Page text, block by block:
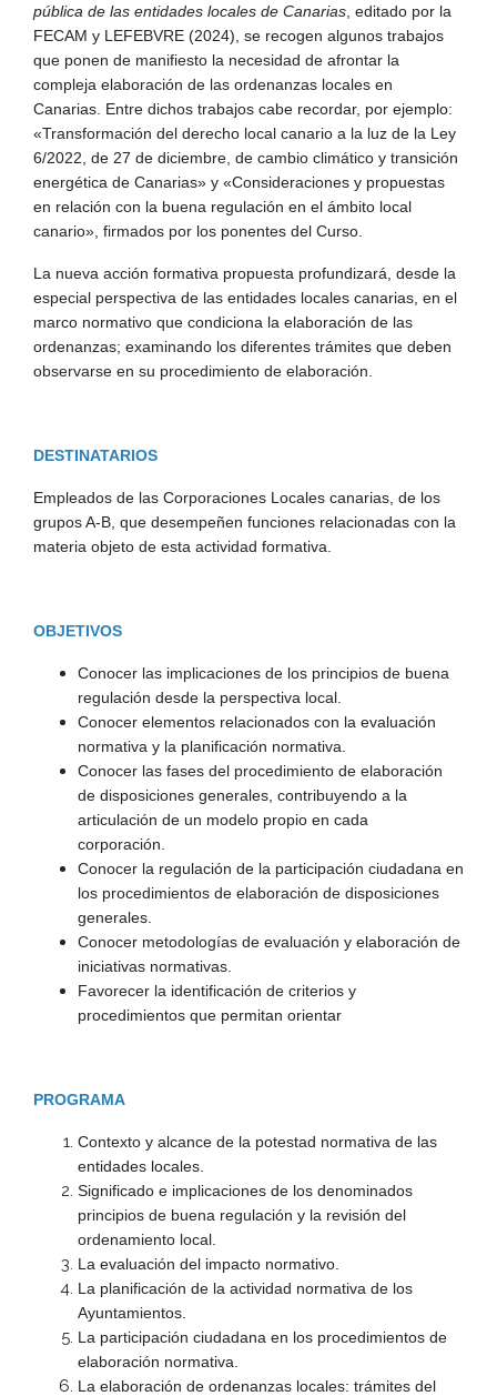
pública de las entidades locales de Canarias , editado por la
FECAM y LEFEBVRE (2024), se recogen algunos trabajos
que ponen de manifiesto la necesidad de afrontar la
compleja elaboración de las ordenanzas locales en
Canarias. Entre dichos trabajos cabe recordar, por ejemplo:
«Transformación del derecho local canario a la luz de la Ley
6/2022, de 27 de diciembre, de cambio climático y transición
energética de Canarias» y «Consideraciones y propuestas
en relación con la buena regulación en el ámbito local
canario», firmados por los ponentes del Curso.
La nueva acción formativa propuesta profundizará, desde la
especial perspectiva de las entidades locales canarias, en el
marco normativo que condiciona la elaboración de las
ordenanzas; examinando los diferentes trámites que deben
observarse en su procedimiento de elaboración.
DESTINATARIOS
Empleados de las Corporaciones Locales canarias, de los
grupos A-B, que desempeñen funciones relacionadas con la
materia objeto de esta actividad formativa.
OBJETIVOS
Conocer las implicaciones de los principios de buena
regulación desde la perspectiva local.
Conocer elementos relacionados con la evaluación
normativa y la planificación normativa.
Conocer las fases del procedimiento de elaboración
de disposiciones generales, contribuyendo a la
articulación de un modelo propio en cada
corporación.
Conocer la regulación de la participación ciudadana en
los procedimientos de elaboración de disposiciones
generales.
Conocer metodologías de evaluación y elaboración de
iniciativas normativas.
Favorecer la identificación de criterios y
procedimientos que permitan orientar
PROGRAMA
Contexto y alcance de la potestad normativa de las
entidades locales.
Significado e implicaciones de los denominados
principios de buena regulación y la revisión del
ordenamiento local.
La evaluación del impacto normativo.
La planificación de la actividad normativa de los
Ayuntamientos.
La participación ciudadana en los procedimientos de
elaboración normativa.
La elaboración de ordenanzas locales: trámites del